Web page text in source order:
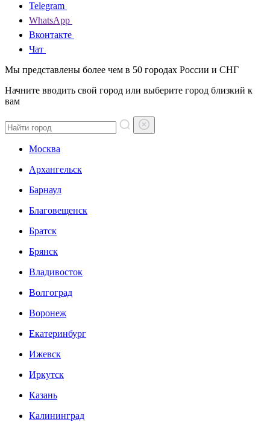
Telegram
WhatsApp
Вконтакте
Чат
Мы представлены более чем в 50 городах России и СНГ
Начните вводить свой город или выберите город близкий к
вам
Москва
Архангельск
Барнаул
Благовещенск
Братск
Брянск
Владивосток
Волгоград
Воронеж
Екатеринбург
Ижевск
Иркутск
Казань
Калининград